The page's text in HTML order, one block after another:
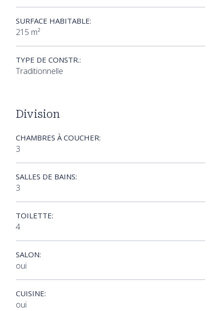
SURFACE HABITABLE:
215 m²
TYPE DE CONSTR.:
Traditionnelle
Division
CHAMBRES À COUCHER:
3
SALLES DE BAINS:
3
TOILETTE:
4
SALON:
oui
CUISINE:
oui